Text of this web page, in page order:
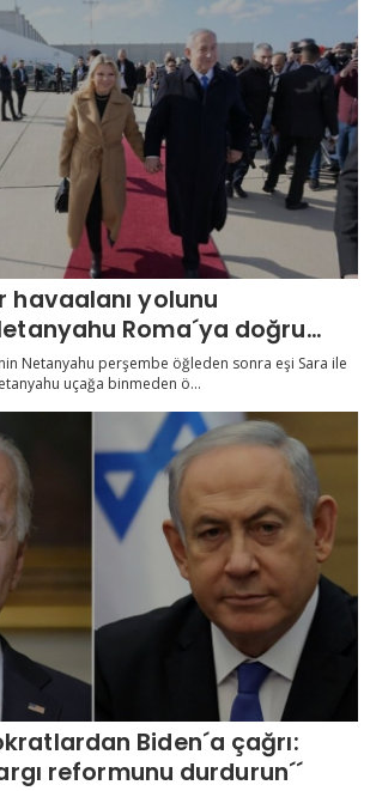
havaalanı yolunu
Roma´ya doğru
Netanyahu perşembe öğleden sonra eşi Sara ile
uçağa binmeden ö...
Biden´a çağrı:
reformunu durdurun´´